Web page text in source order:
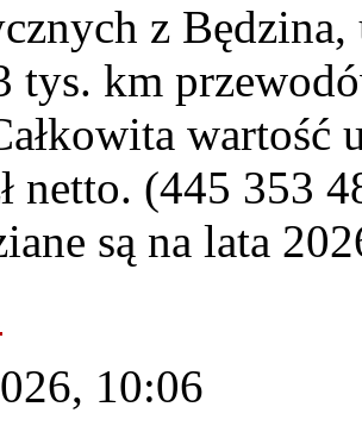
z
tys. km
netto. (445 353
są na lata
10:06